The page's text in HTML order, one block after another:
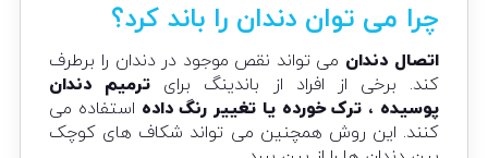
چرا می توان دندان را باند کرد؟
اتصال دندان می تواند نقص موجود در دندان را برطرف
کند. برخی از افراد از باندینگ برای ترمیم دندان
پوسیده ، ترک خورده یا تغییر رنگ داده استفاده می
کنند. این روش همچنین می تواند شکاف های کوچک